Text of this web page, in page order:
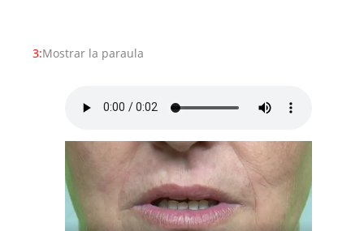
3:Mostrar la paraula